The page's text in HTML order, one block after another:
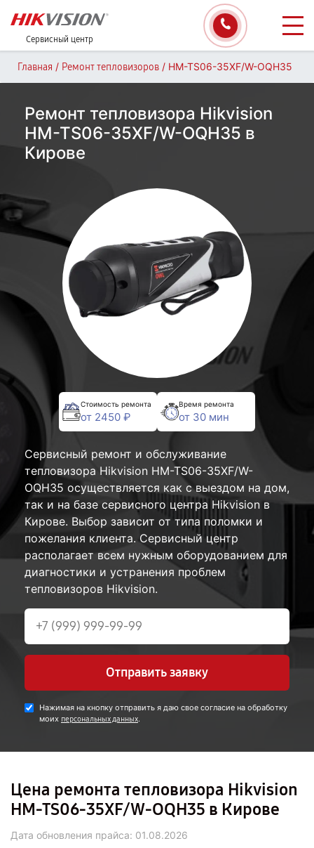
Сервисный центр
Главная / Ремонт тепловизоров / HM-TS06-35XF/W-OQH35
Ремонт тепловизора Hikvision
HM-TS06-35XF/W-OQH35 в
Кирове
Стоимость ремонта
от 2450 ₽
Время ремонта
от 30 мин
Сервисный ремонт и обслуживание
тепловизора Hikvision HM-TS06-35XF/W-
OQH35 осуществляется как с выездом на дом,
так и на базе сервисного центра Hikvision в
Кирове. Выбор зависит от типа поломки и
пожелания клиента. Сервисный центр
располагает всем нужным оборудованием для
диагностики и устранения проблем
тепловизоров Hikvision.
Отправить заявку
Нажимая на кнопку отправить я даю свое согласие на обработку
моих персональных данных.
Цена ремонта тепловизора Hikvision
HM-TS06-35XF/W-OQH35 в Кирове
Дата обновления прайса: 01.08.2026